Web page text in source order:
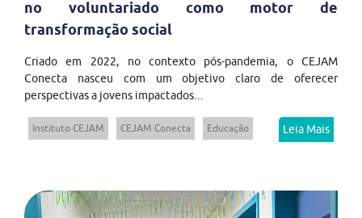
no voluntariado como motor de
transformação social
Criado em 2022, no contexto pós-pandemia, o CEJAM
Conecta nasceu com um objetivo claro de oferecer
perspectivas a jovens impactados...
Instituto CEJAM CEJAM Conecta Educação Leia Mais